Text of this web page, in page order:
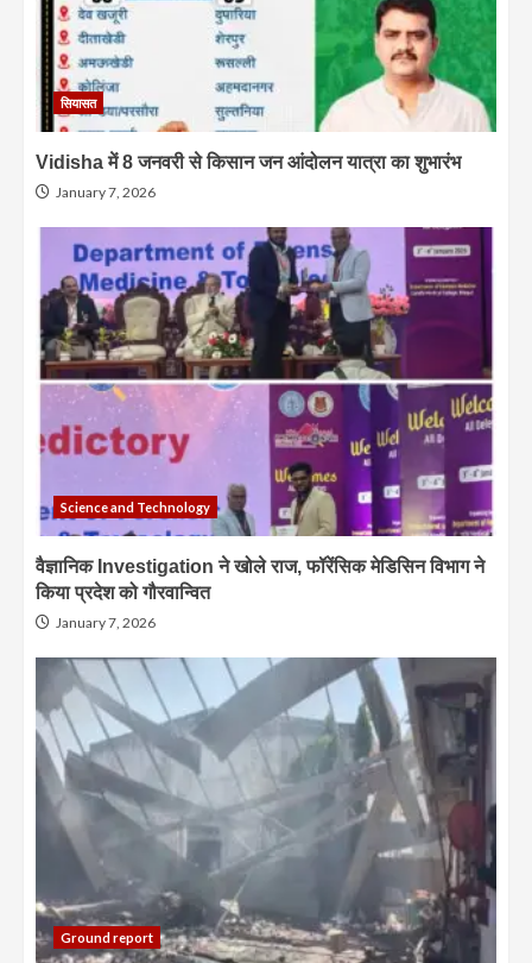
सियासत
Vidisha में 8 जनवरी से किसान जन आंदोलन यात्रा का शुभारंभ
January 7, 2026
Science and Technology
वैज्ञानिक Investigation ने खोले राज, फॉरेंसिक मेडिसिन विभाग ने
किया प्रदेश को गौरवान्वित
January 7, 2026
Ground report